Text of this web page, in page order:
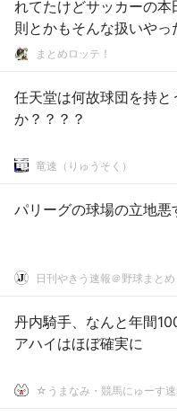
れてたけどサッカーの
則とかもそんな扱いやっ
まとめロッテ！
任天堂は何故球団を持と
か？？？？
竜速（りゅうそく）
パリーグの球場の立地悪
日刊やきう速報＠野球まとめ
丹内騎手、なんと年間
アハイはほぼ確実に
☆うまなみ・競馬にゅーす